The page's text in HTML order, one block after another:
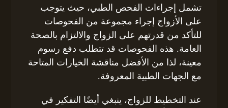
تشمل إجراءات الفحص الطبي، حيث يتوجب
على الأزواج إجراء مجموعة من الفحوصات
للتأكد من قدرتهم على الزواج والالتزام بالصحة
العامة. هذه الفحوصات قد تتطلب دفع رسوم
معينة، لذا من الأفضل مناقشة الخيارات المتاحة
مع الجهات الطبية المعروفة.
عند التخطيط للزواج، ينبغي أيضًا التفكير في